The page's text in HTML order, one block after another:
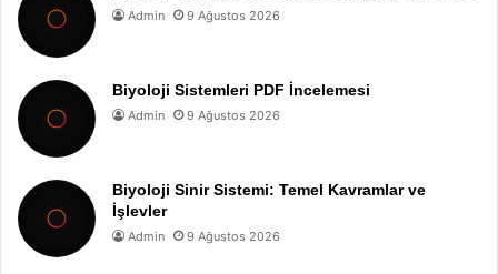
Admin 9 Ağustos 2026
Biyoloji Sistemleri PDF İncelemesi
Admin 9 Ağustos 2026
Biyoloji Sinir Sistemi: Temel Kavramlar ve
İşlevler
Admin 9 Ağustos 2026